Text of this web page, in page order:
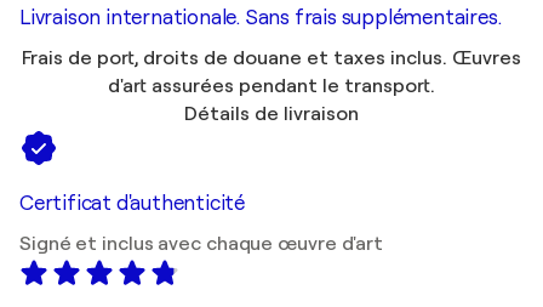
Livraison internationale. Sans frais supplémentaires.
Frais de port, droits de douane et taxes inclus. Œuvres
d'art assurées pendant le transport.
Détails de livraison
Certificat d'authenticité
Signé et inclus avec chaque œuvre d'art